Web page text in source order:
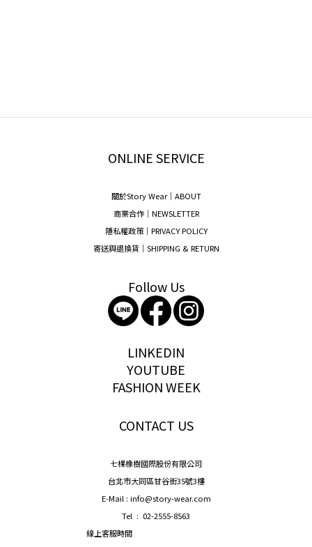
ONLINE SERVICE
關於Story Wear｜ABOUT
商業合作｜NEWSLETTER
隱私權政策｜PRIVACY POLICY
寄送與退換貨｜SHIPPING & RETURN
Follow Us
LINKEDIN
YOUTUBE
FASHION WEEK
CONTACT US
七棵橡樹國際股份有限公司
台北市大同區甘谷街35號3樓
E-Mail : info@story-wear.com
Tel : 02-2555-8563
線上客服時間